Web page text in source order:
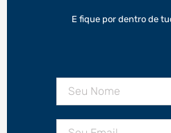
E fique por dentro de